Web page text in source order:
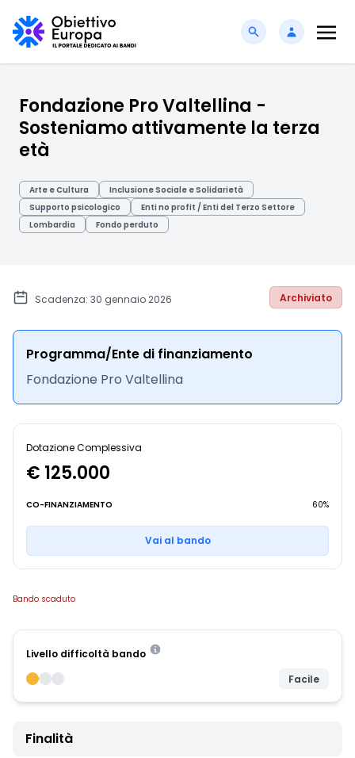
Fondazione Pro Valtellina -
Sosteniamo attivamente la terza
età
Arte e Cultura
Inclusione Sociale e Solidarietà
Supporto psicologico
Enti no profit / Enti del Terzo Settore
Lombardia
Fondo perduto
Scadenza: 30 gennaio 2026 Archiviato
Programma/Ente di finanziamento
Fondazione Pro Valtellina
Dotazione Complessiva
€ 125.000
CO-FINANZIAMENTO 60%
Vai al bando
Bando scaduto
Livello difficoltà bando
Facile
Finalità